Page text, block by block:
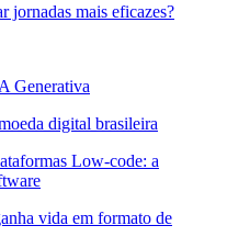
jornadas mais eficazes?
Generativa
digital brasileira
Low-code: a
vida em formato de